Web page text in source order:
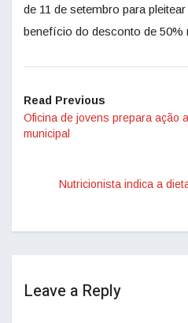
de 11 de setembro para
benefício do desconto de 50%
Read Previous
Oficina de jovens prepara ação
municipal
Nutricionista indica a
Leave a Reply